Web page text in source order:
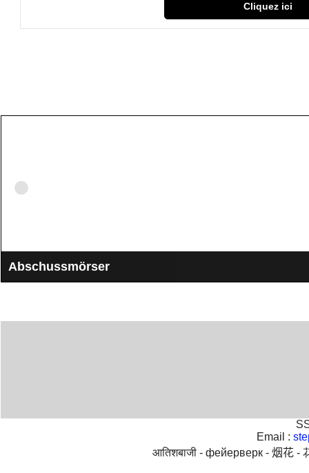
Cliquez ici
Abschussmörser
Das PyroLamas Singleshot System ist Flexibel, leicht zu
Email :
आतिशबाजी - фейерверк - 烟花 -